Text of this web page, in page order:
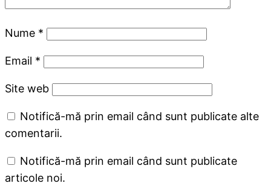
Nume *
Email *
Site web
Notifică-mă prin email când sunt publicate alte
comentarii.
Notifică-mă prin email când sunt publicate
articole noi.